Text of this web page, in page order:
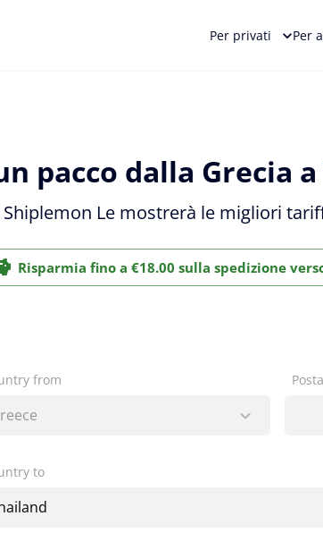
Per privati Per
pacco dalla
Le mostrerà le migliori
Risparmia fino a €18.00 sulla spedizione
from
to